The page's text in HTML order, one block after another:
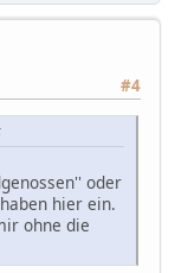
#4
oder
hier ein.
ohne die